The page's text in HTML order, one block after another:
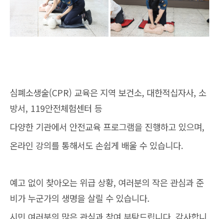
심폐소생술(CPR) 교육은 지역 보건소, 대한적십자사, 소
방서, 119안전체험센터 등
다양한 기관에서 안전교육 프로그램을 진행하고 있으며,
온라인 강의를 통해서도 손쉽게 배울 수 있습니다.
예고 없이 찾아오는 위급 상황, 여러분의 작은 관심과 준
비가 누군가의 생명을 살릴 수 있습니다.
시민 여러분의 많은 관심과 참여 부탁드립니다. 감사합니